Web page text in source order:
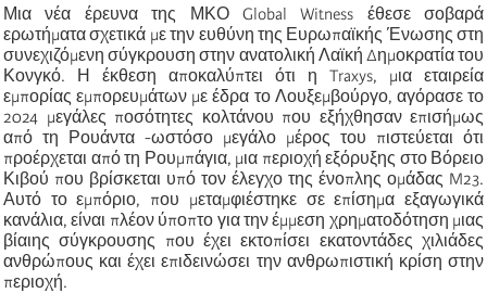
Μια νέα έρευνα της ΜΚΟ Global Witness έθεσε σοβαρά
ερωτήματα σχετικά με την ευθύνη της Ευρωπαϊκής Ένωσης στη
συνεχιζόμενη σύγκρουση στην ανατολική Λαϊκή Δημοκρατία του
Κονγκό. Η έκθεση αποκαλύπτει ότι η Traxys, μια εταιρεία
εμπορίας εμπορευμάτων με έδρα το Λουξεμβούργο, αγόρασε το
2024 μεγάλες ποσότητες κολτάνου που εξήχθησαν επισήμως
από τη Ρουάντα -ωστόσο μεγάλο μέρος του πιστεύεται ότι
προέρχεται από τη Ρουμπάγια, μια περιοχή εξόρυξης στο Βόρειο
Κιβού που βρίσκεται υπό τον έλεγχο της ένοπλης ομάδας M23.
Αυτό το εμπόριο, που μεταμφιέστηκε σε επίσημα εξαγωγικά
κανάλια, είναι πλέον ύποπτο για την έμμεση χρηματοδότηση μιας
βίαιης σύγκρουσης που έχει εκτοπίσει εκατοντάδες χιλιάδες
ανθρώπους και έχει επιδεινώσει την ανθρωπιστική κρίση στην
περιοχή.